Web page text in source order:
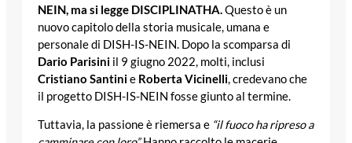
NEIN, ma si legge DISCIPLINATHA.Questo è un
nuovo capitolo della storia musicale, umana e
personale di DISH-IS-NEIN. Dopo la scomparsa di
Dario Parisini il 9 giugno 2022, molti, inclusi
Cristiano Santinie Roberta Vicinelli, credevano che
il progetto DISH-IS-NEIN fosse giunto al termine.
Tuttavia, la passione è riemersa e “il fuoco ha ripreso a